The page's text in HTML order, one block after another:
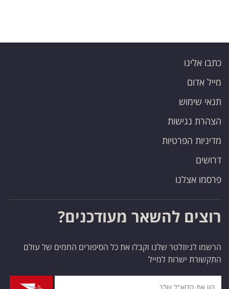
פרסמו
באייס
עקבו
אחרינו:
כתבו אלינו
מייל אדום
תנאי שימוש
הצהרת נגישות
מדיניות הפרטיות
דרושים
פרסמו אצלנו
רוצים להשאר מעודכנים?
הרשמו לניוזלטר שלנו וקבלו את כל הסיפורים החמים של עולם
התקשורת ישרות למייל